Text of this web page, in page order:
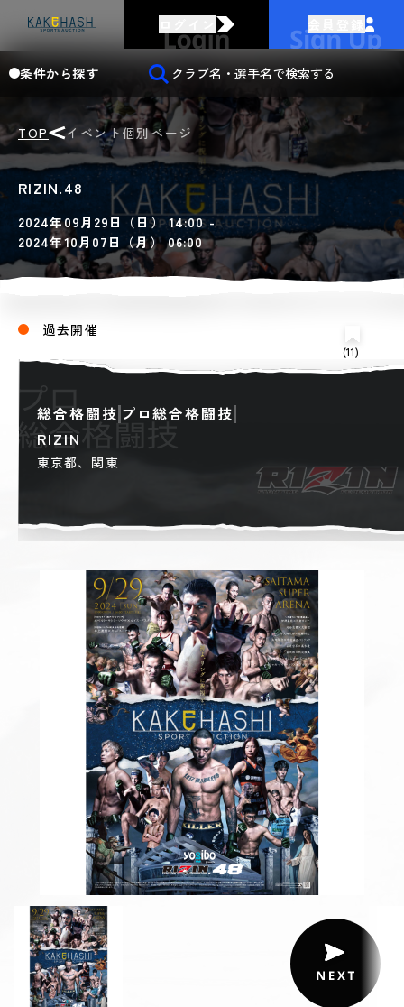
条件から探す
TOP イベント個別ページ
RIZIN.48
2024年09月29日（日） 14:00 -
2024年10月07日（月） 06:00
過去開催
(11)
総合格闘技 プロ総合格闘技
RIZIN
東京都、関東